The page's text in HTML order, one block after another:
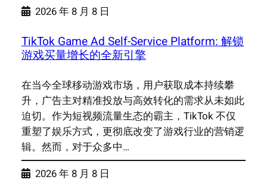
2026 年 8 月 8 日
TikTok Game Ad Self-Service Platform: 解锁
游戏买量增长的全新引擎
在当今全球移动游戏市场，用户获取成本持续攀
升，广告主对精准投放与高效转化的需求从未如此
迫切。作为短视频流量生态的霸主，TikTok 不仅
重塑了娱乐方式，更彻底改变了游戏行业的营销逻
辑。然而，对于众多中…
2026 年 8 月 8 日